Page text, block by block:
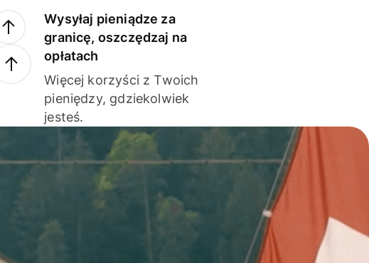
Wysyłaj pieniądze za
granicę, oszczędzaj na
opłatach
Więcej korzyści z Twoich
pieniędzy, gdziekolwiek
jesteś.